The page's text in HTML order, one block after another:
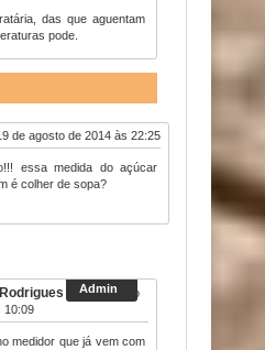
das que aguentam
pode.
de agosto de 2014 às 22:25
essa medida do açúcar
é colher de sopa?
20 de agosto
10:09
medidor que já vem com